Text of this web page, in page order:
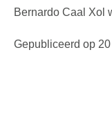
Bernardo Caal Xol
Gepubliceerd op